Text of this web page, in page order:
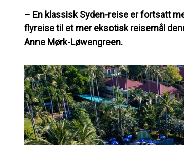
– En klassisk Syden-reise er fortsatt
flyreise til et mer eksotisk reisemål
Anne Mørk-Løwengreen.